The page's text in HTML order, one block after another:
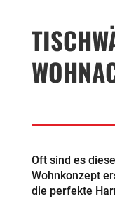
Oft sind es
Wohnkonzept
die perfekte